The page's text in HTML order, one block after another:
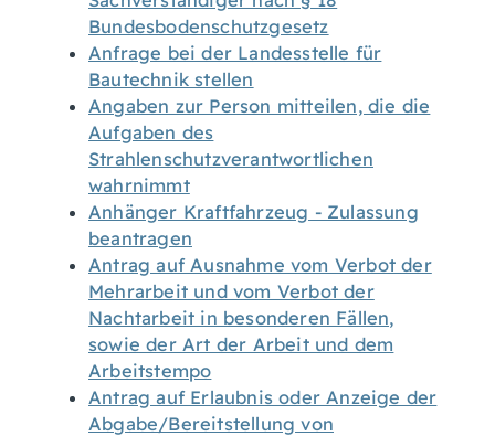
Bundesbodenschutzgesetz
Anfrage bei der Landesstelle für
Bautechnik stellen
Angaben zur Person mitteilen, die die
Aufgaben des
Strahlenschutzverantwortlichen
wahrnimmt
Anhänger Kraftfahrzeug - Zulassung
beantragen
Antrag auf Ausnahme vom Verbot der
Mehrarbeit und vom Verbot der
Nachtarbeit in besonderen Fällen,
sowie der Art der Arbeit und dem
Arbeitstempo
Antrag auf Erlaubnis oder Anzeige der
Abgabe/Bereitstellung von